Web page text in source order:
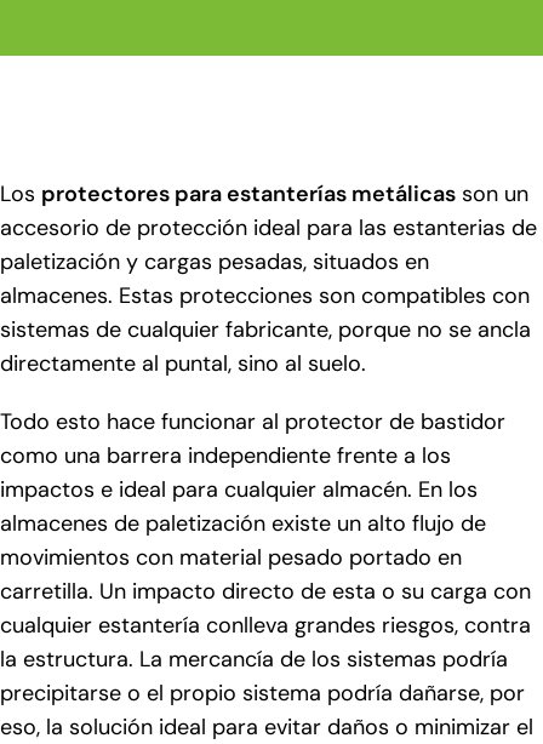
Los protectores para estanterías metálicas son un
accesorio de protección ideal para las estanterias de
paletización y cargas pesadas, situados en
almacenes. Estas protecciones son compatibles con
sistemas de cualquier fabricante, porque no se ancla
directamente al puntal, sino al suelo.
Todo esto hace funcionar al protector de bastidor
como una barrera independiente frente a los
impactos e ideal para cualquier almacén. En los
almacenes de paletización existe un alto flujo de
movimientos con material pesado portado en
carretilla. Un impacto directo de esta o su carga con
cualquier estantería conlleva grandes riesgos, contra
la estructura. La mercancía de los sistemas podría
precipitarse o el propio sistema podría dañarse, por
eso, la solución ideal para evitar daños o minimizar el